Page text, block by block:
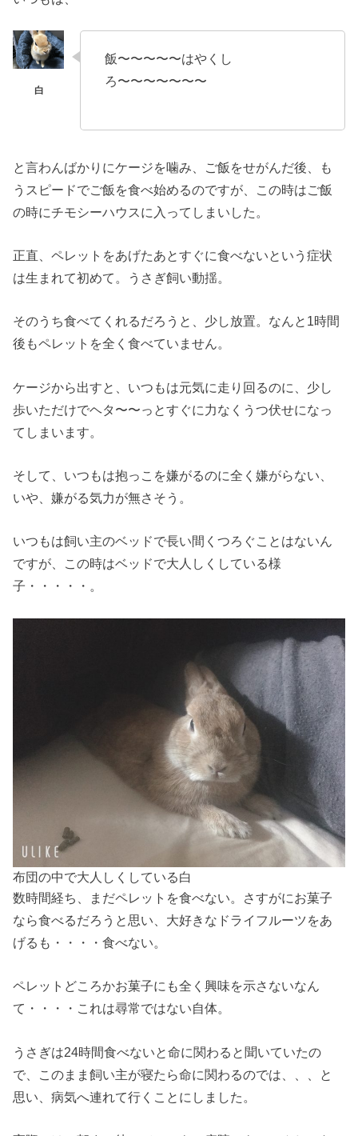
飯〜〜〜〜〜はやくし
ろ〜〜〜〜〜〜〜
と言わんばかりにケージを噛み、ご飯をせがんだ後、も
うスピードでご飯を食べ始めるのですが、この時はご飯
の時にチモシーハウスに入ってしまいした。
正直、ペレットをあげたあとすぐに食べないという症状
は生まれて初めて。うさぎ飼い動揺。
そのうち食べてくれるだろうと、少し放置。なんと1時間
後もペレットを全く食べていません。
ケージから出すと、いつもは元気に走り回るのに、少し
歩いただけでヘタ〜〜っとすぐに力なくうつ伏せになっ
てしまいます。
そして、いつもは抱っこを嫌がるのに全く嫌がらない、
いや、嫌がる気力が無さそう。
いつもは飼い主のベッドで長い間くつろぐことはないん
ですが、この時はベッドで大人しくしている様
子・・・・・。
布団の中で大人しくしている白
数時間経ち、まだペレットを食べない。さすがにお菓子
なら食べるだろうと思い、大好きなドライフルーツをあ
げるも・・・・食べない。
ペレットどころかお菓子にも全く興味を示さないなん
て・・・・これは尋常ではない自体。
うさぎは24時間食べないと命に関わると聞いていたの
で、このまま飼い主が寝たら命に関わるのでは、、、と
思い、病気へ連れて行くことにしました。